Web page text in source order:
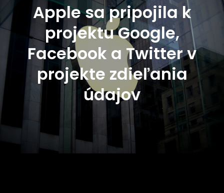
Apple sa pripojila k
projektu Google,
Facebook a Twitter v
projekte zdieľania
údajov